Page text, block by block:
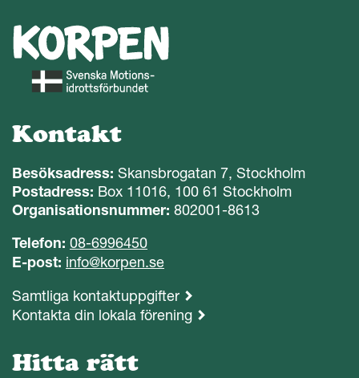
Kontakt
Besöksadress: Skansbrogatan 7, Stockholm
Postadress: Box 11016, 100 61 Stockholm
Organisationsnummer: 802001-8613
Telefon: 08-6996450
E-post: info@korpen.se
Samtliga kontaktuppgifter
Kontakta din lokala förening
Hitta rätt